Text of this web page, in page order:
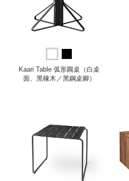
Kaari Table 弧形圓桌（白桌
面、黑橡木／黑鋼桌腳）